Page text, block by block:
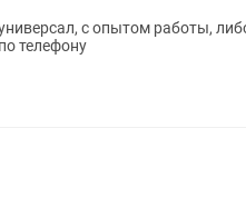
с опытом работы,
телефону